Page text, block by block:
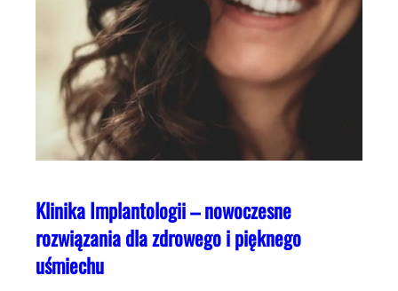
Klinika Implantologii – nowoczesne
rozwiązania dla zdrowego i pięknego
uśmiechu